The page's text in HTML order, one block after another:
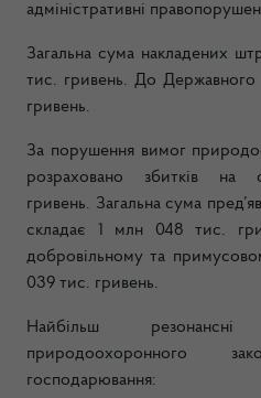
адміністративні
Загальна сума накладених
тис. гривень. До
гривень.
За порушення вимог
розраховано збитків на
гривень. Загальна сума
складає 1 млн 048 тис.
добровільному та
039 тис. гривень.
Найбільш
природоохоронного
господарювання: